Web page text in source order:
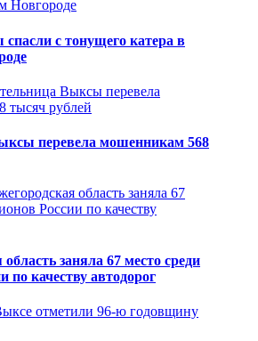
с тонущего катера в
перевела мошенникам 568
заняла 67 место среди
по качеству автодорог